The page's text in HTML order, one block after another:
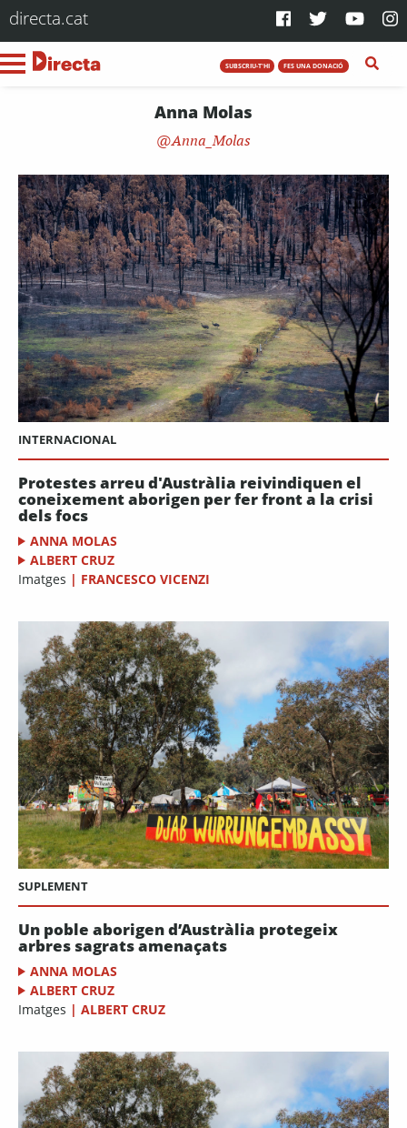
directa.cat
SUBSCRIU-T'HI FES UNA DONACIÓ
Anna Molas
Anna_Molas
INTERNACIONAL
Protestes arreu d'Austràlia reivindiquen el
coneixement aborigen per fer front a la crisi
dels focs
ANNA MOLAS
ALBERT CRUZ
Imatges | FRANCESCO VICENZI
SUPLEMENT
Un poble aborigen d’Austràlia protegeix
arbres sagrats amenaçats
ANNA MOLAS
ALBERT CRUZ
Imatges | ALBERT CRUZ